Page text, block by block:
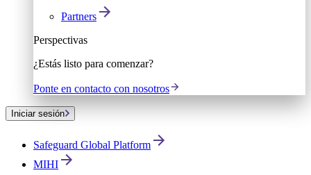
Partners
Perspectivas
¿Estás listo para comenzar?
Ponte en contacto con nosotros
Iniciar sesión
Safeguard Global Platform
MIHI